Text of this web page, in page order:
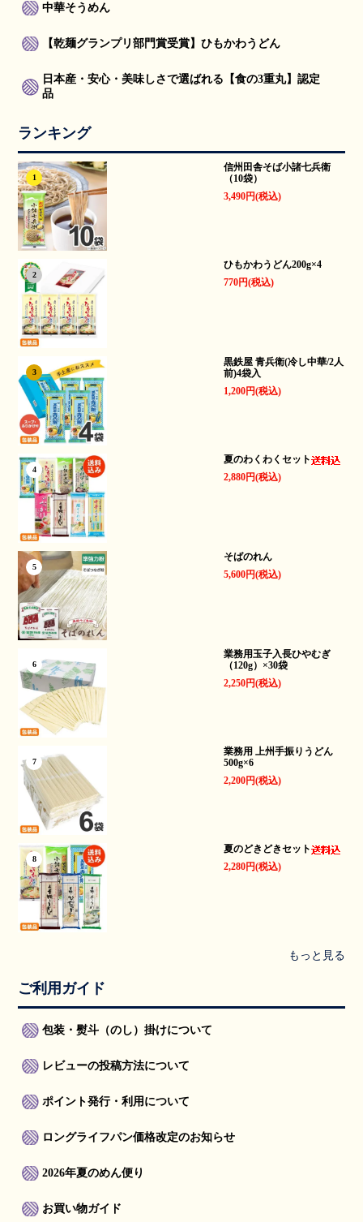
中華そうめん
【乾麺グランプリ部門賞受賞】ひもかわうどん
日本産・安心・美味しさで選ばれる【食の3重丸】認定
品
ランキング
1
信州田舎そば小諸七兵衛
（10袋）
3,490円(税込)
2
ひもかわうどん200g×4
770円(税込)
3
黒鉄屋 青兵衛(冷し中華/2人
前)4袋入
1,200円(税込)
4
夏のわくわくセット
2,880円(税込)
5
そばのれん
5,600円(税込)
6
業務用玉子入長ひやむぎ
（120g）×30袋
2,250円(税込)
7
業務用 上州手振りうどん
500g×6
2,200円(税込)
8
夏のどきどきセット
2,280円(税込)
もっと見る
ご利用ガイド
包装・熨斗（のし）掛けについて
レビューの投稿方法について
ポイント発行・利用について
ロングライフパン価格改定のお知らせ
2026年夏のめん便り
お買い物ガイド